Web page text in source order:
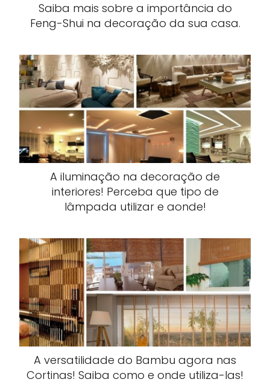
Saiba mais sobre a importância do
Feng-Shui na decoração da sua casa.
A iluminação na decoração de
interiores! Perceba que tipo de
lâmpada utilizar e aonde!
A versatilidade do Bambu agora nas
Cortinas! Saiba como e onde utiliza-las!